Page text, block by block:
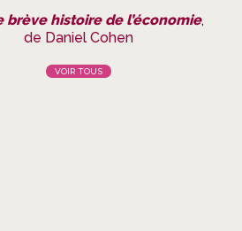
brève histoire de l’économie,
de Daniel Cohen
VOIR TOUS